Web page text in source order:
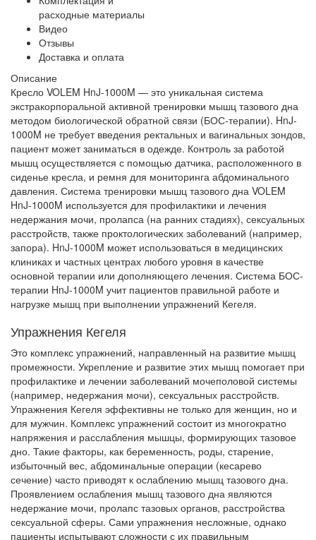
расходные материалы
Видео
Отзывы
Доставка и оплата
Описание
Кресло VOLEM HnJ-1000M — это уникальная система
экстракорпоральной активной тренировки мышц тазового дна
методом биологической обратной связи (БОС-терапии). HnJ-
1000M не требует введения ректальных и вагинальных зондов,
пациент может заниматься в одежде. Контроль за работой
мышц осуществляется с помощью датчика, расположенного в
сиденье кресла, и ремня для мониторинга абдоминального
давления. Система тренировки мышц тазового дна VOLEM
HnJ-1000M используется для профилактики и лечения
недержания мочи, пролапса (на ранних стадиях), сексуальных
расстройств, также проктологических заболеваний (например,
запора). HnJ-1000M может использоваться в медицинских
клиниках и частных центрах любого уровня в качестве
основной терапии или дополняющего лечения. Система БОС-
терапии HnJ-1000M учит пациентов правильной работе и
нагрузке мышц при выполнении упражнений Кегеля.
Упражнения Кегеля
Это комплекс упражнений, направленный на развитие мышц
промежности. Укрепление и развитие этих мышц помогает при
профилактике и лечении заболеваний мочеполовой системы
(например, недержания мочи), сексуальных расстройств.
Упражнения Кегеля эффективны не только для женщин, но и
для мужчин. Комплекс упражнений состоит из многократно
напряжения и расслабления мышцы, формирующих тазовое
дно. Такие факторы, как беременность, роды, старение,
избыточный вес, абдоминальные операции (кесарево
сечение) часто приводят к ослаблению мышц тазового дна.
Проявлением ослабления мышц тазового дна являются
недержание мочи, пролапс тазовых органов, расстройства
сексуальной сферы. Сами упражнения несложные, однако
пациенты испытывают сложности с их правильным